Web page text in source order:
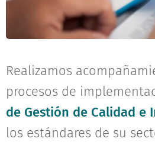
Realizamos
procesos de
de Gestión de Calidad e
los estándares de su